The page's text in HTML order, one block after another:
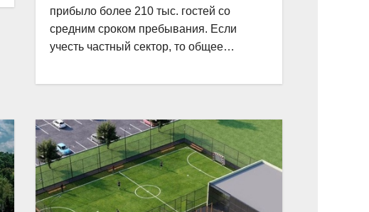
прибыло более 210 тыс. гостей со
средним сроком пребывания. Если
учесть частный сектор, то общее…